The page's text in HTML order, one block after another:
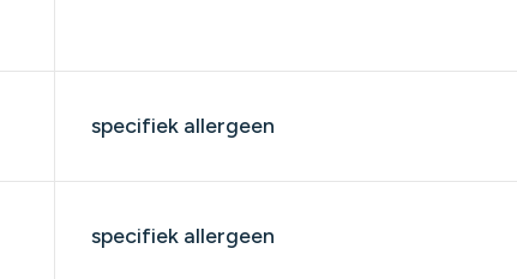
specifiek allergeen
specifiek allergeen